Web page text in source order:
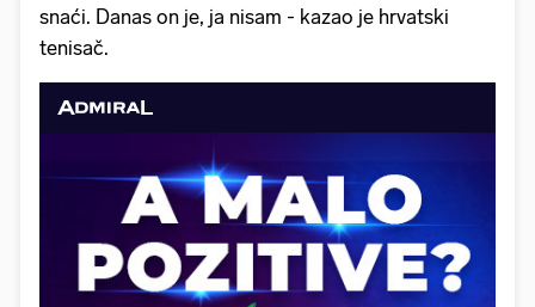
snaći. Danas on je, ja nisam - kazao je hrvatski
tenisač.